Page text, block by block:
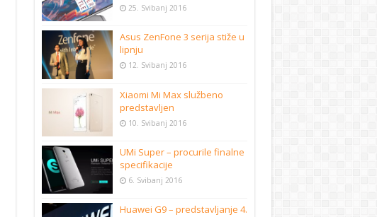
25. Svibanj 2016
Asus ZenFone 3 serija stiže u
lipnju
12. Svibanj 2016
Xiaomi Mi Max službeno
predstavljen
10. Svibanj 2016
UMi Super – procurile finalne
specifikacije
6. Svibanj 2016
Huawei G9 – predstavljanje 4.